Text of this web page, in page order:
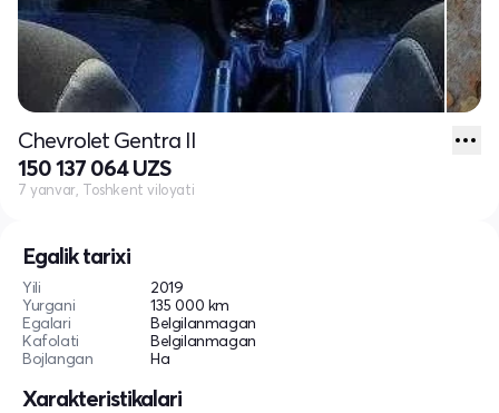
Egalik tarixi
Yili
2019
Yurgani
135 000 km
Egalari
Belgilanmagan
Kafolati
Belgilanmagan
Bojlangan
Ha
Xarakteristikalari
Chevrolet Gentra II
150 137 064 UZS
7 yanvar, Toshkent viloyati